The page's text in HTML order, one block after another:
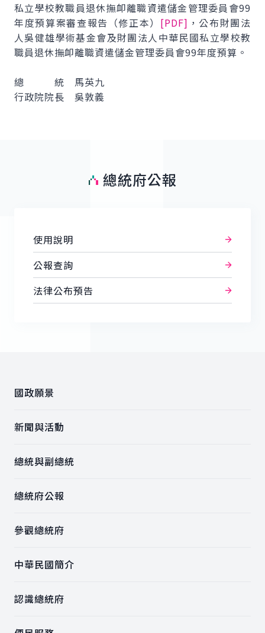
私立學校教職員退休撫卹離職資遣儲金管理委員會99
年度預算案審查報告（修正本） [PDF] ，公布財團法
人吳健雄學術基金會及財團法人中華民國私立學校教
職員退休撫卹離職資遣儲金管理委員會99年度預算。
總 統 馬英九
行政院院長 吳敦義
總統府公報
使用說明
公報查詢
法律公布預告
國政願景
新聞與活動
總統與副總統
總統府公報
參觀總統府
中華民國簡介
認識總統府